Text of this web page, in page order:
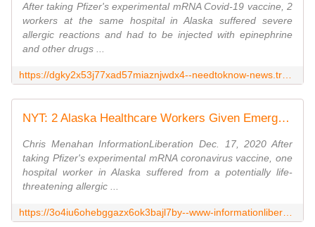
After taking Pfizer's experimental mRNA Covid-19 vaccine, 2
workers at the same hospital in Alaska suffered severe
allergic reactions and had to be injected with epinephrine
and other drugs ...
NYT: 2 Alaska Healthcare Workers Given Emergency Treatment After Taking Pfizer's COVID-19 Vaccine
Chris Menahan InformationLiberation Dec. 17, 2020 After
taking Pfizer's experimental mRNA coronavirus vaccine, one
hospital worker in Alaska suffered from a potentially life-
threatening allergic ...